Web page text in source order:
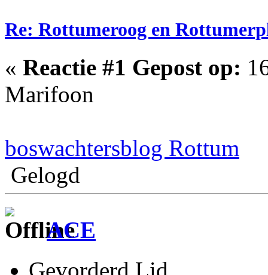
Re: Rottumeroog en
« Reactie #1 Gepost op:
Marifoon
boswachtersblog Rottum
Gelogd
ACE
Gevorderd Lid